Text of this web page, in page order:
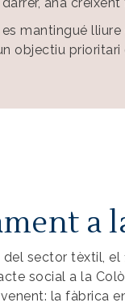
mantingué
objectiu
a
sector tèxtil, el
social a la
la fàbrica